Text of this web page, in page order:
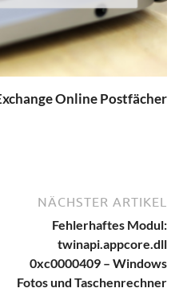
Online Postfächer
NÄCHSTER ARTIKEL
Fehlerhaftes Modul:
twinapi.appcore.dll
0xc0000409 – Windows
Fotos und Taschenrechner